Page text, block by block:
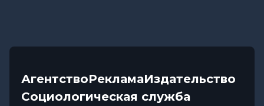
АгентствоРекламаИздательство
Социологическая служба